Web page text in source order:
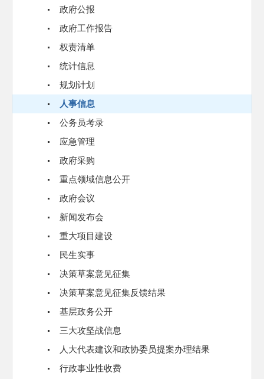
政府公报
政府工作报告
权责清单
统计信息
规划计划
人事信息
公务员考录
应急管理
政府采购
重点领域信息公开
政府会议
新闻发布会
重大项目建设
民生实事
决策草案意见征集
决策草案意见征集反馈结果
基层政务公开
三大攻坚战信息
人大代表建议和政协委员提案办理结果
行政事业性收费